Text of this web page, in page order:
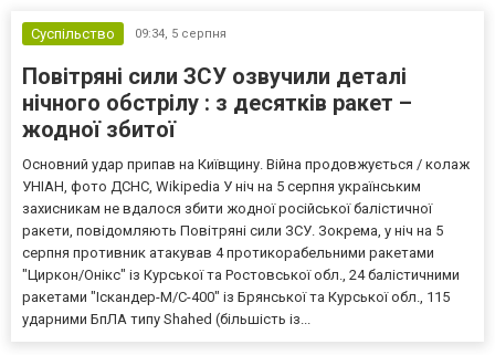
Суспільство 09:34, 5 серпня
Повітряні сили ЗСУ озвучили деталі
нічного обстрілу : з десятків ракет –
жодної збитої
Основний удар припав на Київщину. Війна продовжується / колаж
УНІАН, фото ДСНС, Wikipedia У ніч на 5 серпня українським
захисникам не вдалося збити жодної російської балістичної
ракети, повідомляють Повітряні сили ЗСУ. Зокрема, у ніч на 5
серпня противник атакував 4 протикорабельними ракетами
"Циркон/Онікс" із Курської та Ростовської обл., 24 балістичними
ракетами "Іскандер-М/С-400" із Брянської та Курської обл., 115
ударними БпЛА типу Shahed (більшість із...